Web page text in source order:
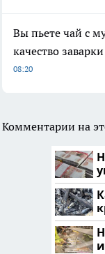
Вы пьете чай с
качество
08:20
Комментарии на